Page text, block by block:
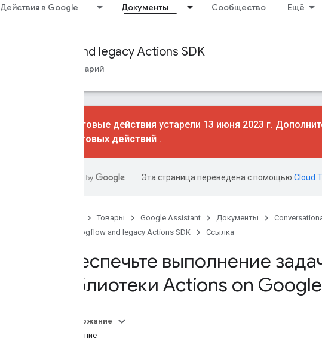
Действия в Google Документы Сообщество Ещё
Dialogflow and legacy Actions SDK
Глоссарий
Диалоговые действия устарели 13 июня 2023 г.
диалоговых действий .
Эта страница переведена с помощью Cloud
Товары Google Assistant Документы
Dialogflow and legacy Actions SDK
Ссылка
Обеспечьте выполнение
библиотеки Actions on
Содержание
Введение